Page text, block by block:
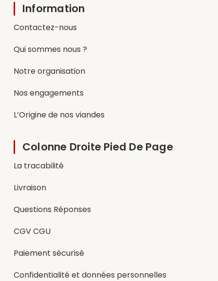
Information
Contactez-nous
Qui sommes nous ?
Notre organisation
Nos engagements
L’Origine de nos viandes
Colonne Droite Pied De Page
La tracabilité
Livraison
Questions Réponses
CGV CGU
Paiement sécurisé
Confidentialité et données personnelles